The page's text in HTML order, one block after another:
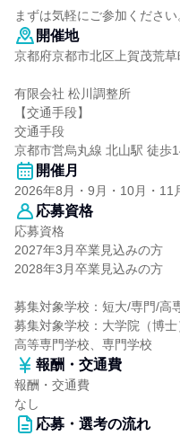
まずは気軽にご参加ください
開催地
京都府京都市北区上賀茂荒
有限会社 松川調整所
【交通手段】
交通手段
京都市営烏丸線 北山駅 徒歩
開催月
2026年8月・9月・10月・11
応募資格
応募資格
2027年3月卒業見込みの方
2028年3月卒業見込みの方
募集対象学校：短大/専門/高
募集対象学校：大学院（博
高等専門学校、専門学校
報酬・交通費
報酬・交通費
なし
応募・選考の流れ